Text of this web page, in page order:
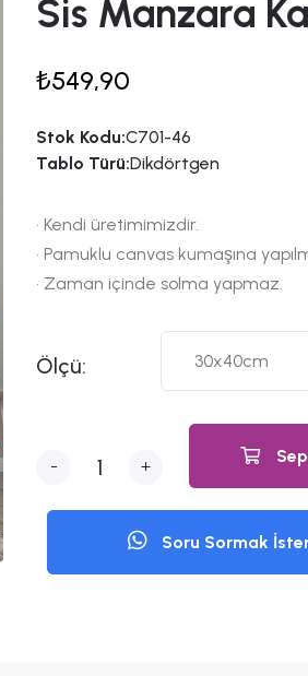
Sis Manzara
₺549,90
Stok Kodu:C701-46
Tablo Türü:Dikdörtgen
• Kendi üretimimizdir.
• Pamuklu canvas kumaşına
• Zaman içinde solma yapmaz.
Ölçü:
- +
Soru Sormak